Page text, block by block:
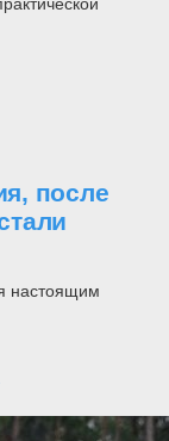
после
настоящим